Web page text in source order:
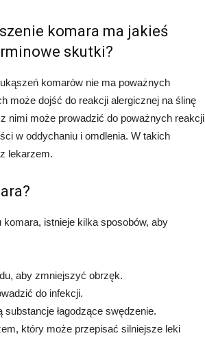
komara ma jakieś
skutki?
komarów nie ma poważnych
może dojść do reakcji alergicznej na ślinę
nimi może prowadzić do poważnych reakcji
w oddychaniu i omdlenia. W takich
lekarzem.
istnieje kilka sposobów, aby
aby zmniejszyć obrzęk.
do infekcji.
łagodzące swędzenie.
który może przepisać silniejsze leki